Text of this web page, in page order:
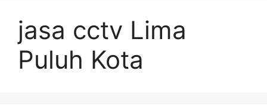
jasa cctv Lima
Puluh Kota